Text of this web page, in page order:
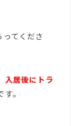
てくださ
入居後にトラ
。